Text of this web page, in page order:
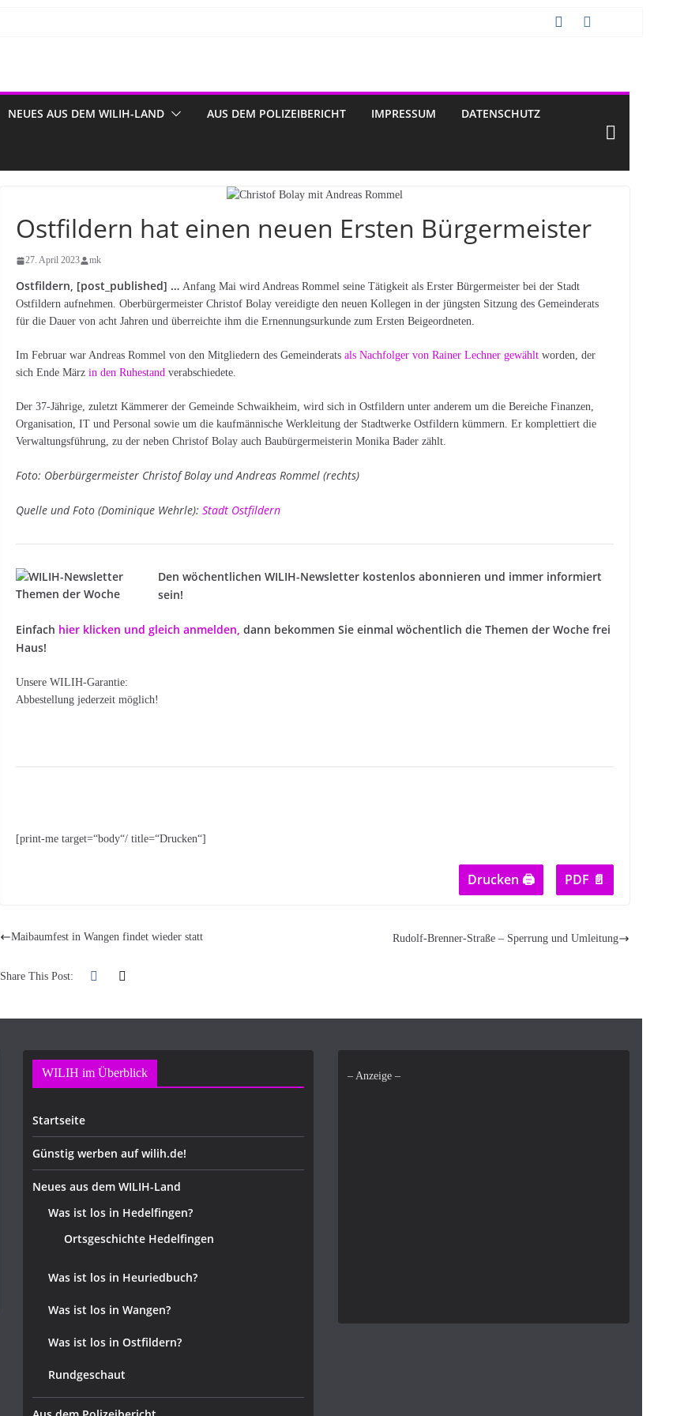
NEUES AUS DEM WILIH-LAND AUS DEM POLIZEIBERICHT IMPRESSUM DATENSCHUTZ
Ostfildern hat einen neuen Ersten Bürgermeister
27. April 2023 mk
Ostfildern, [post_published] … Anfang Mai wird Andreas Rommel seine Tätigkeit als Erster Bürgermeister bei der Stadt
Ostfildern aufnehmen. Oberbürgermeister Christof Bolay vereidigte den neuen Kollegen in der jüngsten Sitzung des Gemeinderats
für die Dauer von acht Jahren und überreichte ihm die Ernennungsurkunde zum Ersten Beigeordneten.
Im Februar war Andreas Rommel von den Mitgliedern des Gemeinderatsals Nachfolger von Rainer Lechner gewählt worden, der
sich Ende Märzin den Ruhestand verabschiedete.
Der 37-Jährige, zuletzt Kämmerer der Gemeinde Schwaikheim, wird sich in Ostfildern unter anderem um die Bereiche Finanzen,
Organisation, IT und Personal sowie um die kaufmännische Werkleitung der Stadtwerke Ostfildern kümmern. Er komplettiert die
Verwaltungsführung, zu der neben Christof Bolay auch Baubürgermeisterin Monika Bader zählt.
Foto: Oberbürgermeister Christof Bolay und Andreas Rommel (rechts)
Quelle und Foto (Dominique Wehrle):Stadt Ostfildern
Den wöchentlichen WILIH-Newsletter kostenlos abonnieren und immer informiert
sein!
Einfach hier klicken und gleich anmelden, dann bekommen Sie einmal wöchentlich die Themen der Woche frei
Haus!
Unsere WILIH-Garantie:
Abbestellung jederzeit möglich!
[print-me target=“body“/ title=“Drucken“]
Drucken 🖨 PDF 📄
Maibaumfest in Wangen findet wieder statt Rudolf-Brenner-Straße – Sperrung und Umleitung
Share This Post:
WILIH im Überblick
Startseite
Günstig werben auf wilih.de!
Neues aus dem WILIH-Land
Was ist los in Hedelfingen?
Ortsgeschichte Hedelfingen
Was ist los in Heuriedbuch?
Was ist los in Wangen?
Was ist los in Ostfildern?
Rundgeschaut
– Anzeige –